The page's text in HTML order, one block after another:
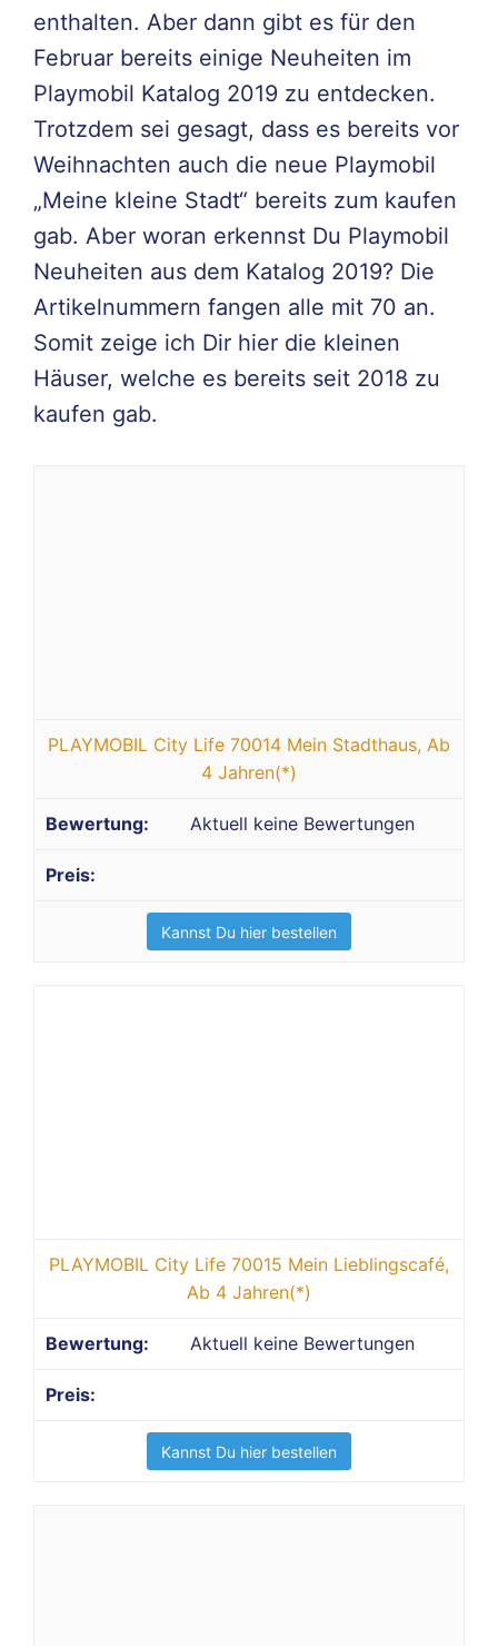
enthalten. Aber dann gibt es für den
Februar bereits einige Neuheiten im
Playmobil Katalog 2019 zu entdecken.
Trotzdem sei gesagt, dass es bereits vor
Weihnachten auch die neue Playmobil
„Meine kleine Stadt“ bereits zum kaufen
gab. Aber woran erkennst Du Playmobil
Neuheiten aus dem Katalog 2019? Die
Artikelnummern fangen alle mit 70 an.
Somit zeige ich Dir hier die kleinen
Häuser, welche es bereits seit 2018 zu
kaufen gab.
PLAYMOBIL City Life 70014 Mein Stadthaus, Ab
4 Jahren(*)
Aktuell keine Bewertungen
Kannst Du hier bestellen
PLAYMOBIL City Life 70015 Mein Lieblingscafé,
Ab 4 Jahren(*)
Aktuell keine Bewertungen
Kannst Du hier bestellen